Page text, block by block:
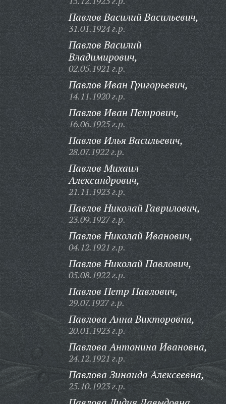
Павлов Василий Васильевич,
31.01.1924 г.р.
Павлов Василий
Владимирович,
02.05.1921 г.р.
Павлов Иван Григорьевич,
14.11.1920 г.р.
Павлов Иван Петрович,
16.06.1925 г.р.
Павлов Илья Васильевич,
28.07.1922 г.р.
Павлов Михаил
Александрович,
21.11.1923 г.р.
Павлов Николай Гаврилович,
23.09.1927 г.р.
Павлов Николай Иванович,
04.12.1921 г.р.
Павлов Николай Павлович,
05.08.1922 г.р.
Павлов Петр Павлович,
29.07.1927 г.р.
Павлова Анна Викторовна,
20.01.1923 г.р.
Павлова Антонина Ивановна,
24.12.1921 г.р.
Павлова Зинаида Алексеевна,
25.10.1923 г.р.